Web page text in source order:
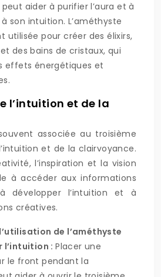
aider à purifier l’aura et à
son intuition. L’améthyste
utilisée pour créer des élixirs,
des bains de cristaux, qui
effets énergétiques et
l’intuition et de la
associée au troisième
et de la clairvoyance.
l’inspiration et la vision
à accéder aux informations
développer l’intuition et à
créatives.
de l’améthyste
l’intuition :Placer une
le front pendant la